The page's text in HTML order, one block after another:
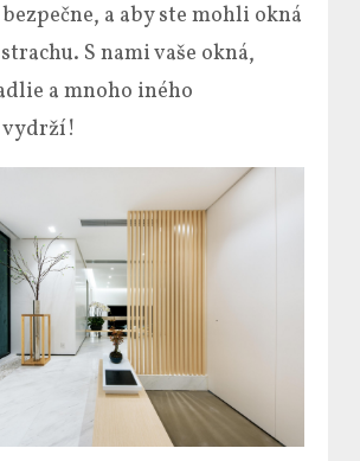
a aby ste mohli okná
S nami vaše okná,
a mnoho iného
vydrží!